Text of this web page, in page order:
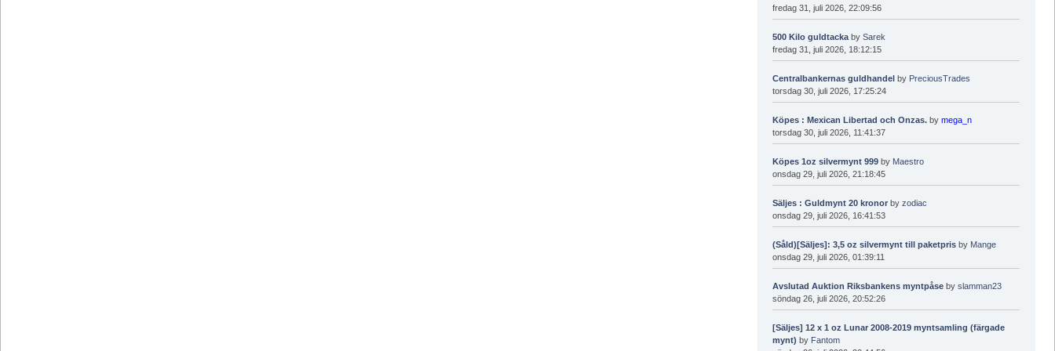
fredag 31, juli 2026, 22:09:56
500 Kilo guldtacka bySarek
fredag 31, juli 2026, 18:12:15
Centralbankernas guldhandel by PreciousTrades
torsdag 30, juli 2026, 17:25:24
Köpes : Mexican Libertad och Onzas. bymega_n
torsdag 30, juli 2026, 11:41:37
Köpes 1oz silvermynt 999 by Maestro
onsdag 29, juli 2026, 21:18:45
Säljes : Guldmynt 20 kronorbyzodiac
onsdag 29, juli 2026, 16:41:53
(Såld)[Säljes]: 3,5 oz silvermynt till paketpris by Mange
onsdag 29, juli 2026, 01:39:11
Avslutad Auktion Riksbankens myntpåse byslamman23
söndag 26, juli 2026, 20:52:26
[Säljes] 12 x 1 oz Lunar 2008-2019 myntsamling (färgade
mynt) by Fantom